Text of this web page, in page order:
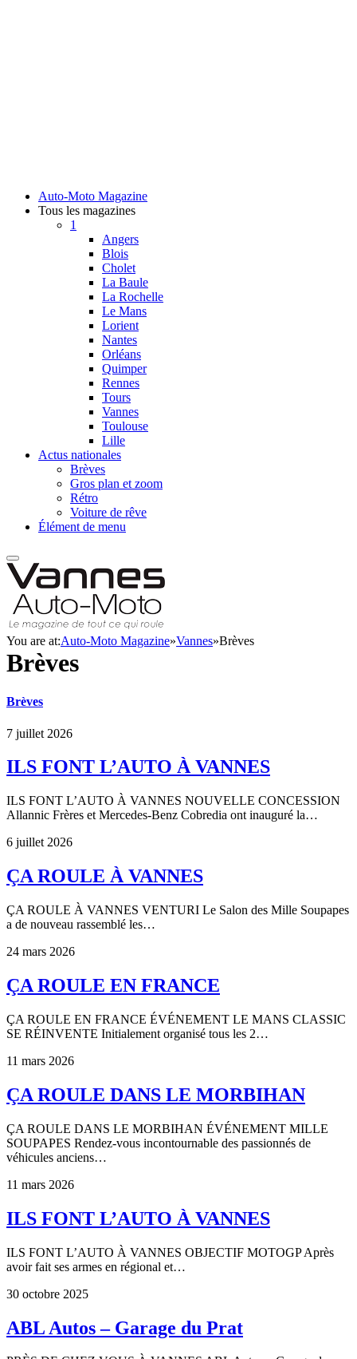
Auto-Moto Magazine
Tous les magazines
1
Angers
Blois
Cholet
La Baule
La Rochelle
Le Mans
Lorient
Nantes
Orléans
Quimper
Rennes
Tours
Vannes
Toulouse
Lille
Actus nationales
Brèves
Gros plan et zoom
Rétro
Voiture de rêve
Élément de menu
You are at:Auto-Moto Magazine»Vannes»Brèves
Brèves
Brèves
7 juillet 2026
ILS FONT L’AUTO À VANNES
ILS FONT L’AUTO À VANNES NOUVELLE CONCESSION
Allannic Frères et Mercedes-Benz Cobredia ont inauguré la…
6 juillet 2026
ÇA ROULE À VANNES
ÇA ROULE À VANNES VENTURI Le Salon des Mille Soupapes
a de nouveau rassemblé les…
24 mars 2026
ÇA ROULE EN FRANCE
ÇA ROULE EN FRANCE ÉVÉNEMENT LE MANS CLASSIC
SE RÉINVENTE Initialement organisé tous les 2…
11 mars 2026
ÇA ROULE DANS LE MORBIHAN
ÇA ROULE DANS LE MORBIHAN ÉVÉNEMENT MILLE
SOUPAPES Rendez-vous incontournable des passionnés de
véhicules anciens…
11 mars 2026
ILS FONT L’AUTO À VANNES
ILS FONT L’AUTO À VANNES OBJECTIF MOTOGP Après
avoir fait ses armes en régional et…
30 octobre 2025
ABL Autos – Garage du Prat